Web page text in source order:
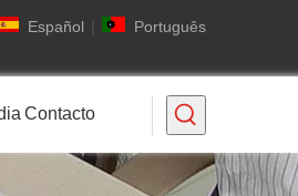
Español | Português
Contacto